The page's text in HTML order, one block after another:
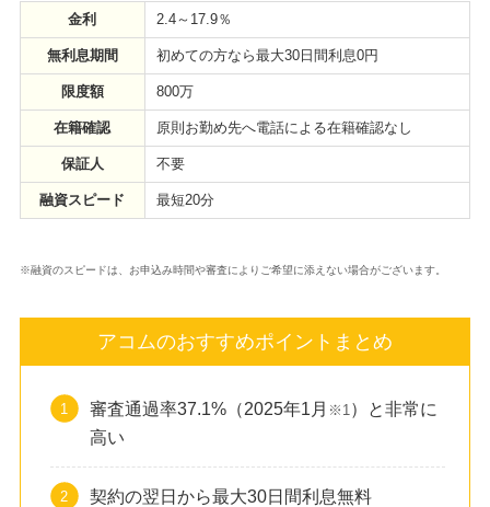
金利
2.4～17.9％
無利息期間 初めての方なら最大30日間利息0円
限度額 800万
在籍確認 原則お勤め先へ電話による在籍確認なし
保証人 不要
融資スピード 最短20分
※融資のスピードは、お申込み時間や審査によりご希望に添えない場合がございます。
アコムのおすすめポイントまとめ
審査通過率37.1%（2025年1月 ※1）と非常に
高い
契約の翌日から最大30日間利息無料